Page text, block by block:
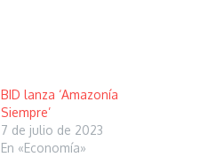
BID lanza ‘Amazonía
Siempre’
7 de julio de 2023
En «Economía»